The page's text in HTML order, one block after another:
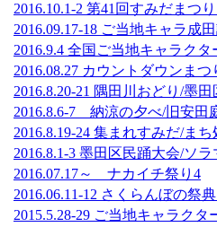
2016.10.1-2 第41回すみだまつ
2016.09.17-18 ご当地キャラ成
2016.9.4 全国ご当地キャラク
2016.08.27 カウントダウンま
2016.8.20-21 隅田川おどり/墨
2016.8.6-7 納涼の夕べ/旧安田
2016.8.19-24 集まれすみだ/まち
2016.8.1-3 墨田区民踊大会/ソ
2016.07.17～ ナカイチ祭り4
2016.06.11-12 さくらんぼの祭
2015.5.28-29 ご当地キャラク